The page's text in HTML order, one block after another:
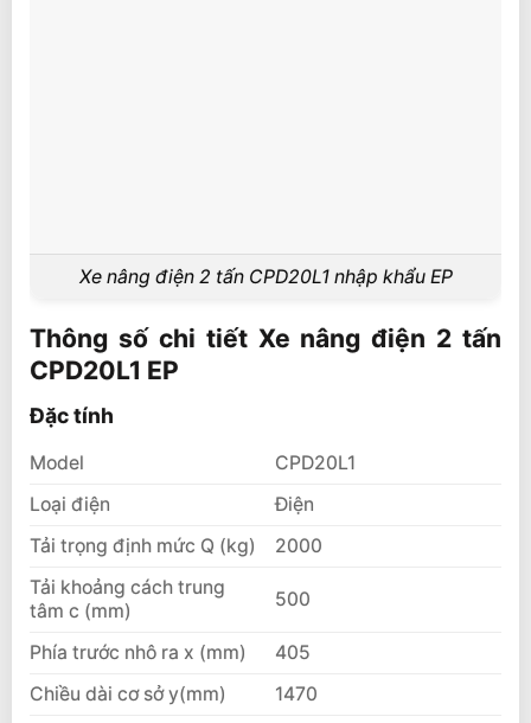
Xe nâng điện 2 tấn CPD20L1 nhập khẩu EP
Thông số chi tiết Xe nâng điện 2 tấn
CPD20L1 EP
Đặc tính
Model
CPD20L1
Loại điện
Điện
Tải trọng định mức Q (kg)
2000
Tải khoảng cách trung
tâm c (mm)
500
Phía trước nhô ra x (mm)
405
Chiều dài cơ sở y(mm)
1470